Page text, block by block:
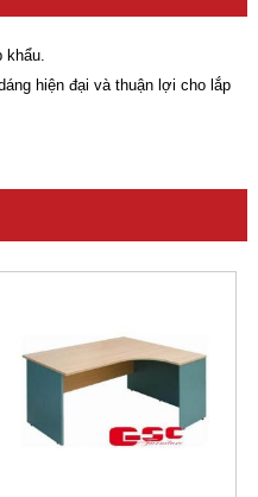
khẩu.
hiện đại và thuận lợi cho lắp